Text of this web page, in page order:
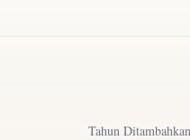
Tahun